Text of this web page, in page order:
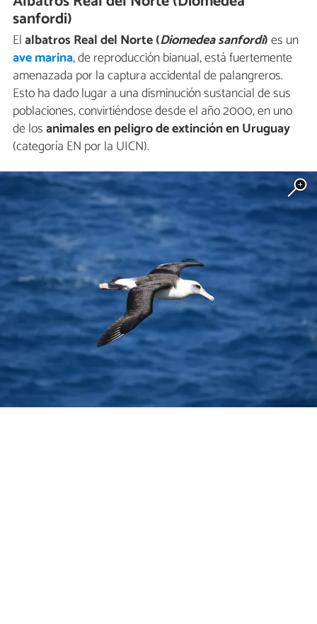
sanfordi)
Elalbatros Real del Norte (Diomedea sanfordi)es un
ave marina, de reproducción bianual, está fuertemente
amenazada por la captura accidental de palangreros.
Esto ha dado lugar a una disminución sustancial de sus
poblaciones, convirtiéndose desde el año 2000, en uno
de losanimales en peligro de extinción en Uruguay
(categoría EN por la UICN).